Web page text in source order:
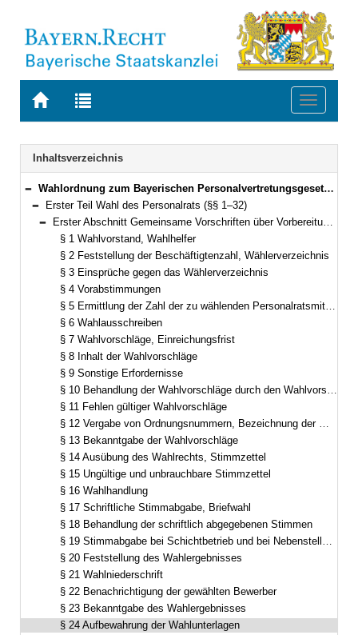
Zur
BAYERN.RECHT
Zur
letzten
Suche
Toggle
Navigation
Inhaltsverzeichnis
Bereich reduzieren
Wahlordnung zum Bayerischen Personalvertretungsgesetz (WO-BayPVG) Vom 12. Dezember 1995 (GVBl. S. 868) BayRS 2035-2-F (§§ 1–57)
Bereich reduzieren
Erster Teil Wahl des Personalrats (§§ 1–32)
Bereich reduzieren
Erster Abschnitt Gemeinsame Vorschriften über Vorbereitung und Durchführung der Wahl (§§ 1–24)
§ 1 Wahlvorstand, Wahlhelfer
§ 2 Feststellung der Beschäftigtenzahl, Wählerverzeichnis
§ 3 Einsprüche gegen das Wählerverzeichnis
§ 4 Vorabstimmungen
§ 5 Ermittlung der Zahl der zu wählenden Personalratsmitglieder; Verteilung der Sitze auf die Gruppen
§ 6 Wahlausschreiben
§ 7 Wahlvorschläge, Einreichungsfrist
§ 8 Inhalt der Wahlvorschläge
§ 9 Sonstige Erfordernisse
§ 10 Behandlung der Wahlvorschläge durch den Wahlvorstand; ungültige Wahlvorschläge
§ 11 Fehlen gültiger Wahlvorschläge
§ 12 Vergabe von Ordnungsnummern, Bezeichnung der Wahlvorschläge
§ 13 Bekanntgabe der Wahlvorschläge
§ 14 Ausübung des Wahlrechts, Stimmzettel
§ 15 Ungültige und unbrauchbare Stimmzettel
§ 16 Wahlhandlung
§ 17 Schriftliche Stimmabgabe, Briefwahl
§ 18 Behandlung der schriftlich abgegebenen Stimmen
§ 19 Stimmabgabe bei Schichtbetrieb und bei Nebenstellen und Teilen von Dienststellen
§ 20 Feststellung des Wahlergebnisses
§ 21 Wahlniederschrift
§ 22 Benachrichtigung der gewählten Bewerber
§ 23 Bekanntgabe des Wahlergebnisses
§ 24 Aufbewahrung der Wahlunterlagen